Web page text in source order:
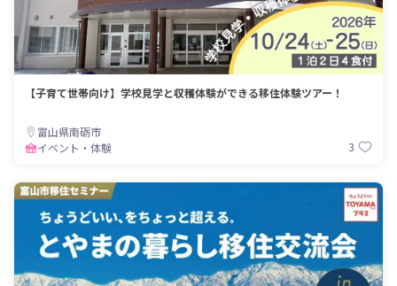
【子育て世帯向け】学校見学と収穫体験ができる移住体験ツアー！
富山県南砺市
イベント・体験
3